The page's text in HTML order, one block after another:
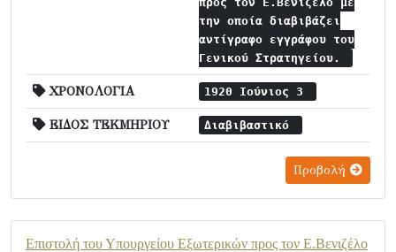
την οποία διαβιβάζει
αντίγραφο εγγράφου του
Γενικού Στρατηγείου.
ΧΡΟΝΟΛΟΓΙΑ 1920 Ιούνιος 3
ΕΙΔΟΣ ΤΕΚΜΗΡΙΟΥ Διαβιβαστικό
Προβολή
Επιστολή του Υπουργείου Εξωτερικών προς τον Ε.Βενιζέλο